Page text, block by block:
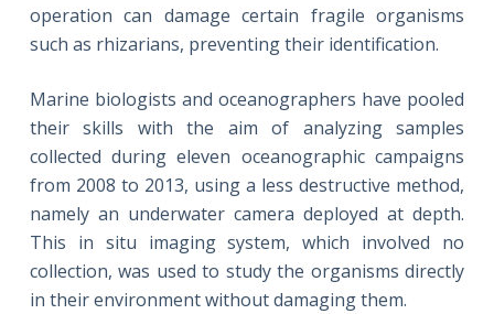
operation can damage certain fragile organisms
such as rhizarians, preventing their identification.
Marine biologists and oceanographers have pooled
their skills with the aim of analyzing samples
collected during eleven oceanographic campaigns
from 2008 to 2013, using a less destructive method,
namely an underwater camera deployed at depth.
This in situ imaging system, which involved no
collection, was used to study the organisms directly
in their environment without damaging them.